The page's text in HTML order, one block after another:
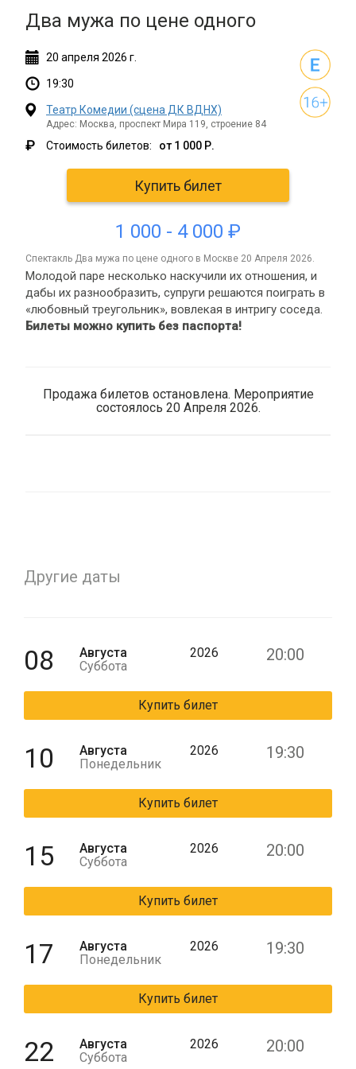
Два мужа по цене одного
20 апреля 2026 г.
19:30
Театр Комедии (сцена ДК ВДНХ)
Адрес: Москва, проспект Мира 119, строение 84
₽ Стоимость билетов: от 1 000 Р.
Купить билет
1 000 - 4 000 ₽
спектакль Два мужа по цене одного в Москве 20 Апреля 2026.
Молодой паре несколько наскучили их отношения, и
дабы их разнообразить, супруги решаются поиграть в
«любовный треугольник», вовлекая в интригу соседа.
Билеты можно купить без паспорта!
Продажа билетов остановлена. Мероприятие
состоялось 20 Апреля 2026.
Другие даты
08
Августа
Суббота
2026 20:00
Купить билет
10
Августа
Понедельник
2026 19:30
Купить билет
15
Августа
Суббота
2026 20:00
Купить билет
17
Августа
Понедельник
2026 19:30
Купить билет
22
Августа
Суббота
2026 20:00